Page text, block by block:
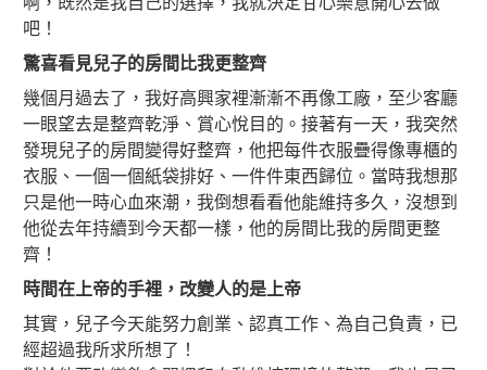
吧！
驚喜看見兒子的房間比我更整齊
幾個月過去了，我好高興家裡漸漸不再像工廠，至少客廳
一眼望去是整齊乾淨、賞心悅目的。接著有一天，我突然
發現兒子的房間變得好整齊，他把每件衣服疊得像專櫃的
衣服、一個一個紙袋排好、一件件東西歸位。當時我想那
只是他一時心血來潮，我倒想看看他能維持多久，沒想到
他從去年持續到今天都一樣，他的房間比我的房間更整
齊！
時間在上帝的手裡 ， 改變人的是上帝
其實，兒子今天能努力創業、認真工作、為自己負責，已
經超過我所求所想了！